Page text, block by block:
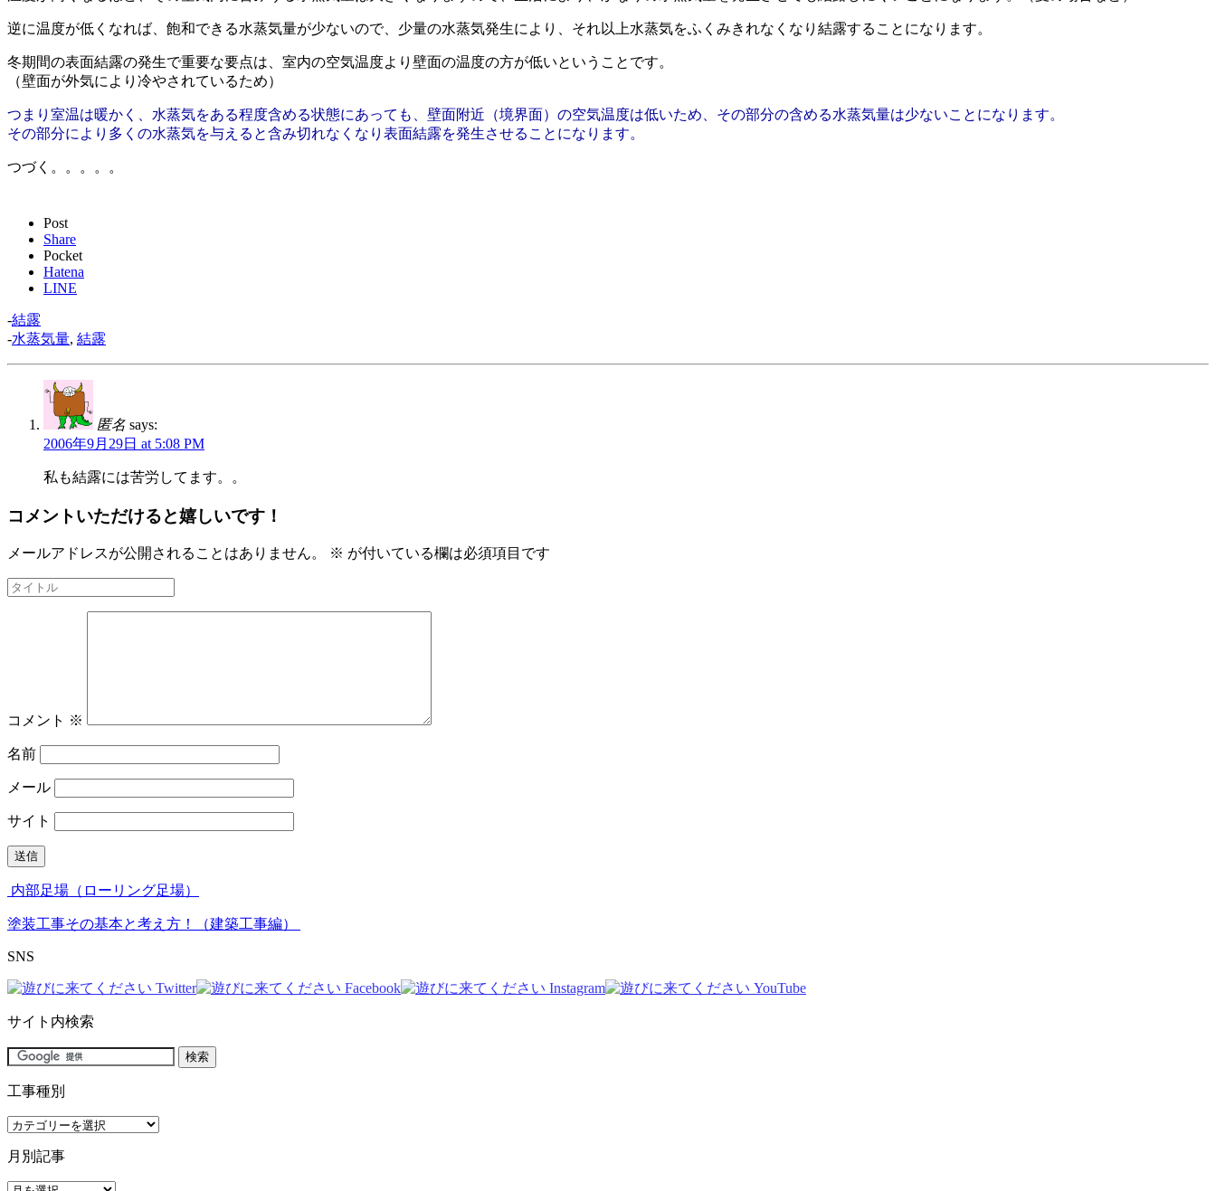
逆に温度が低くなれば、飽和できる水蒸気量が少ないので、少量の水蒸気発生により、それ以上水蒸気をふくみきれなくなり結露することになります。
冬期間の表面結露の発生で重要な要点は、室内の空気温度より壁面の温度の方が低いということです。
（壁面が外気により冷やされているため）
つまり室温は暖かく、水蒸気をある程度含める状態にあっても、壁面附近（境界面）の空気温度は低いため、その部分の含める水蒸気量は少ないことになります。
その部分により多くの水蒸気を与えると含み切れなくなり表面結露を発生させることになります。
つづく。。。。。
Post
Share
Pocket
Hatena
LINE
-結露
-水蒸気量, 結露
匿名 says:
2006年9月29日 at 5:08 PM
私も結露には苦労してます。。
コメントいただけると嬉しいです！
メールアドレスが公開されることはありません。 ※ が付いている欄は必須項目です
コメント ※
名前
メール
サイト
内部足場（ローリング足場）
塗装工事その基本と考え方！（建築工事編）
SNS
サイト内検索
工事種別
工
種
別
月別記事